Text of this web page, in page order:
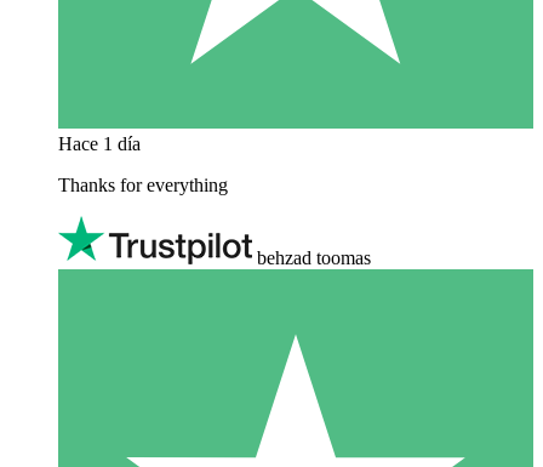
Hace 1 día
Thanks for everything
behzad toomas